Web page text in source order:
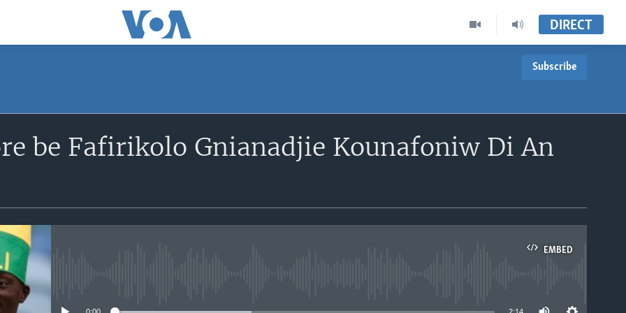
DIRECT
Subscribe
be Fafirikolo Gnianadjie Kounafoniw Di An
EMBED